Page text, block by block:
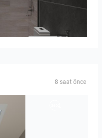
8 saat önce